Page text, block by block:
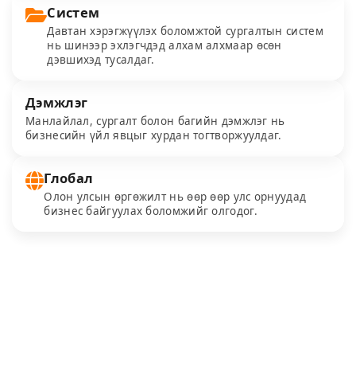
Систем
Давтан хэрэгжүүлэх боломжтой сургалтын систем
нь шинээр эхлэгчдэд алхам алхмаар өсөн
дэвшихэд тусалдаг.
Дэмжлэг
Манлайлал, сургалт болон багийн дэмжлэг нь
бизнесийн үйл явцыг хурдан тогтворжуулдаг.
Глобал
Олон улсын өргөжилт нь өөр өөр улс орнуудад
бизнес байгуулах боломжийг олгодог.